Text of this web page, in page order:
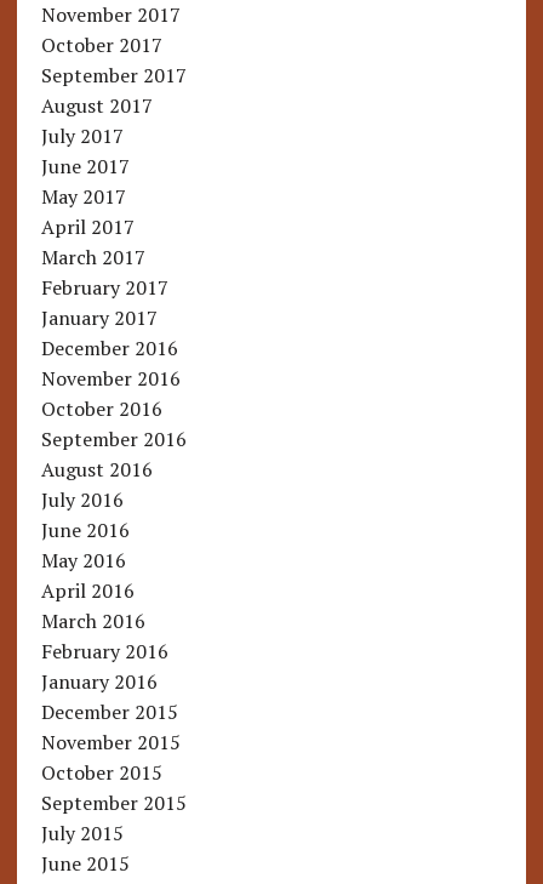
November 2017
October 2017
September 2017
August 2017
July 2017
June 2017
May 2017
April 2017
March 2017
February 2017
January 2017
December 2016
November 2016
October 2016
September 2016
August 2016
July 2016
June 2016
May 2016
April 2016
March 2016
February 2016
January 2016
December 2015
November 2015
October 2015
September 2015
July 2015
June 2015